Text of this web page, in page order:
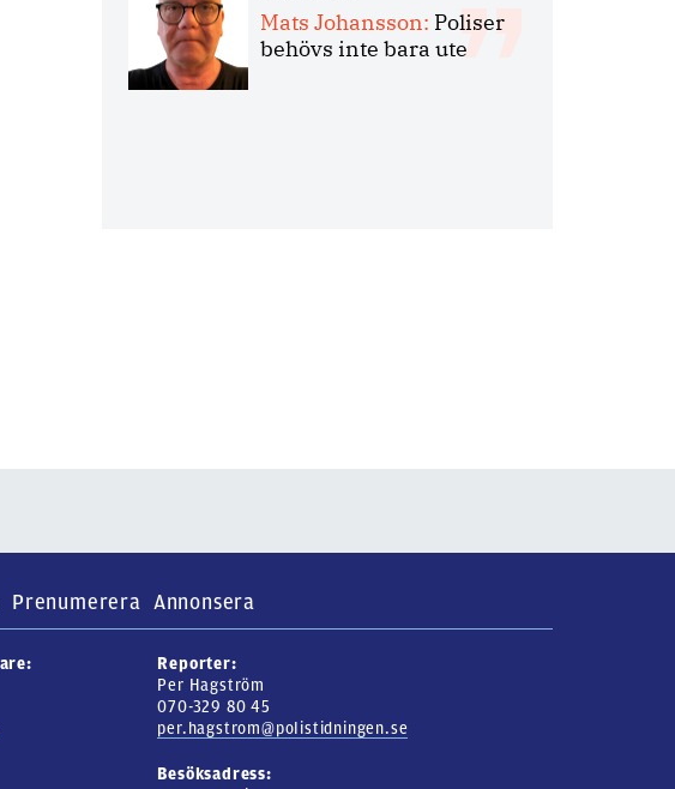
Mats Johansson: Poliser
behövs inte bara ute
Prenumerera Annonsera
Reporter:
Per Hagström
070-329 80 45
per.hagstrom@polistidningen.se
Besöksadress: